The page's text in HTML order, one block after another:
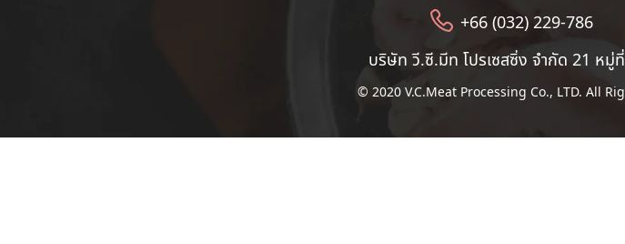
+66 (032) 229-786​
บริษัท วี.ซี.มีท โปรเซสซิ่ง จำกัด 21 ห
© 2020 V.C.Meat Processing Co., LTD. All